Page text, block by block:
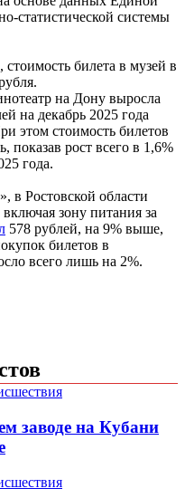
статистической системы
билета в музей в
на Дону выросла
на декабрь 2025 года
этом стоимость билетов
показав рост всего в 1,6%
года.
в Ростовской области
зону питания за
578 рублей, на 9% выше,
билетов в
всего лишь на 2%.
заводе на Кубани